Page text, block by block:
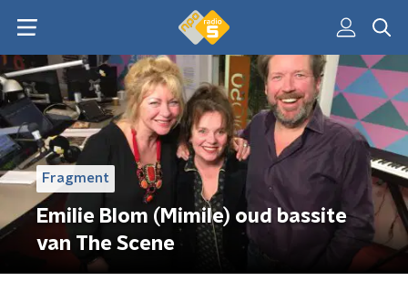
Fragment
Emilie Blom (Mimile) oud bassite
van The Scene